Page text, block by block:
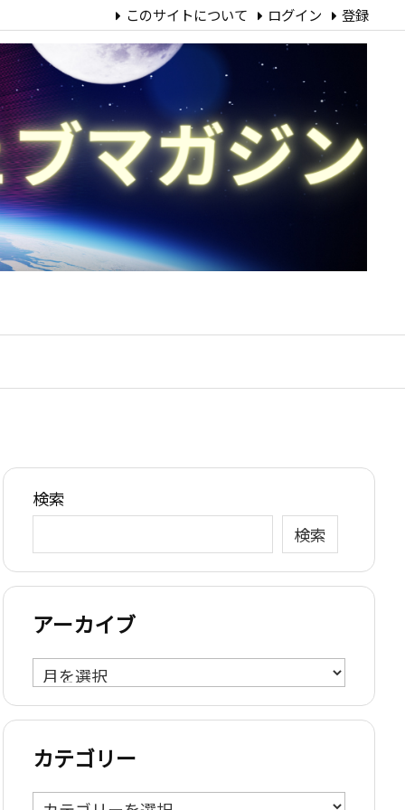
このサイトについて ログイン 登録
検索
検索
アーカイブ
ア
ー
カ
ブ
カテゴリー
カ